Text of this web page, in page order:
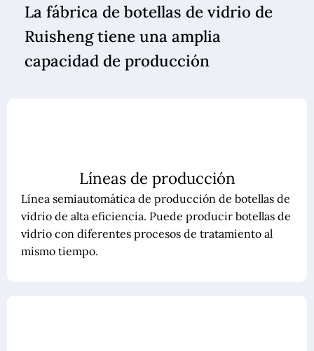
La fábrica de botellas de vidrio de
Ruisheng tiene una amplia
capacidad de producción
Líneas de producción
Línea semiautomática de producción de botellas de
vidrio de alta eficiencia. Puede producir botellas de
vidrio con diferentes procesos de tratamiento al
mismo tiempo.